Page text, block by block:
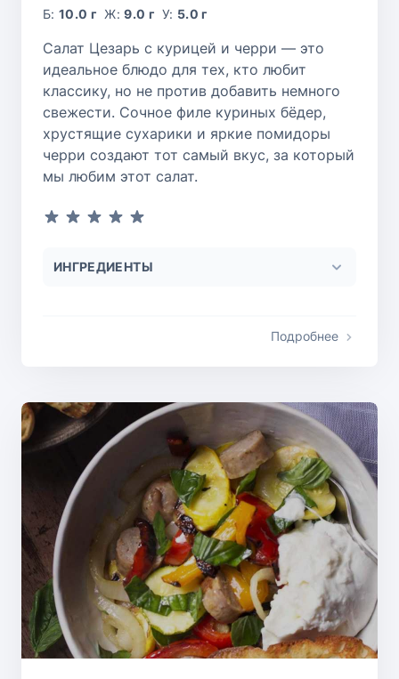
Б:10.0 г Ж:9.0 г У: 5.0 г
Салат Цезарь с курицей и черри — это
идеальное блюдо для тех, кто любит
классику, но не против добавить немного
свежести. Сочное филе куриных бёдер,
хрустящие сухарики и яркие помидоры
черри создают тот самый вкус, за который
мы любим этот салат.
ИНГРЕДИЕНТЫ
Подробнее